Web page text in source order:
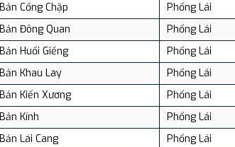
Bản Cổng Chặp Phổng Lái
Bản Đông Quan Phổng Lái
Bản Huổi Giếng Phổng Lái
Bản Khau Lay Phổng Lái
Bản Kiến Xương Phổng Lái
Bản Kính Phổng Lái
Bản Lái Cang Phổng Lái